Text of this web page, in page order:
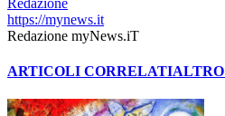
https://mynews.it
Redazione myNews.iT
ARTICOLI CORRELATI